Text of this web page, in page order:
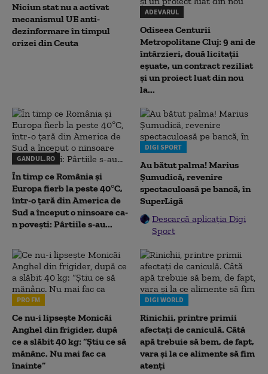
Niciun stat nu a activat
mecanismul UE anti-
dezinformare în timpul
crizei din Ceuta
ADEVARUL
Odiseea Centurii
Metropolitane Cluj: 9 ani de
întârzieri, două licitații
eșuate, un contract reziliat
și un proiect luat din nou
la...
GANDUL.RO
În timp ce România și
Europa fierb la peste 40°C,
într-o țară din America de
Sud a început o ninsoare ca-
n povești: Pârtiile s-au...
DIGI SPORT
Au bătut palma! Marius
Șumudică, revenire
spectaculoasă pe bancă, în
SuperLigă
Descarcă aplicația Digi
Sport
PRO FM
Ce nu-i lipsește Monicăi
Anghel din frigider, după
ce a slăbit 40 kg: “Știu ce să
mănânc. Nu mai fac ca
înainte”
DIGI WORLD
Rinichii, printre primii
afectați de caniculă. Câtă
apă trebuie să bem, de fapt,
vara și la ce alimente să fim
atenți